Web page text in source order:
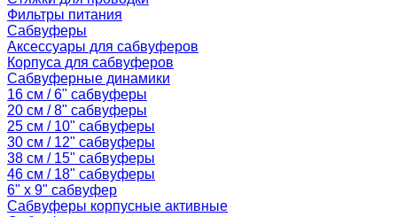
Фильтры питания
Сабвуферы
Аксессуары для сабвуферов
Корпуса для сабвуферов
Сабвуферные динамики
16 см / 6" сабвуферы
20 см / 8" сабвуферы
25 см / 10" сабвуферы
30 см / 12" сабвуферы
38 см / 15" сабвуферы
46 см / 18" сабвуферы
6" x 9" сабвуфер
Сабвуферы корпусные активные